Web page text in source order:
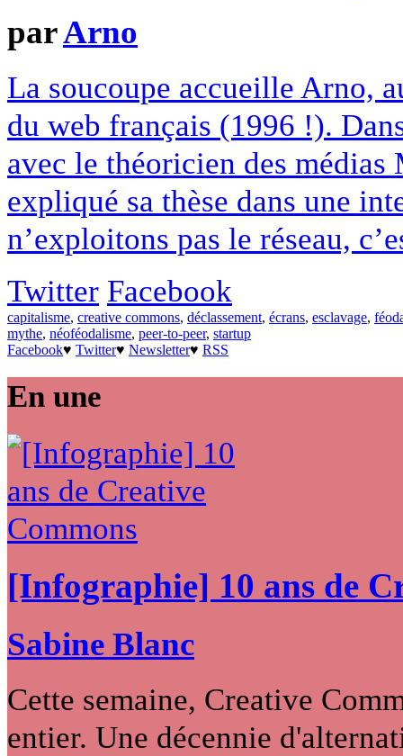
parArno
La soucoupe accueille Arno,
du web français (1996 !).
avec le théoricien des
expliqué sa thèse dans une
n’exploitons pas le réseau,
Twitter Facebook
capitalisme, creative commons, déclassement, écrans, esclavage,
mythe, néoféodalisme, peer-to-peer, startup
Facebook♥ Twitter♥ Newsletter♥ RSS
En une
[Infographie] 10 ans de
Sabine Blanc
Cette semaine, Creative
entier. Une décennie